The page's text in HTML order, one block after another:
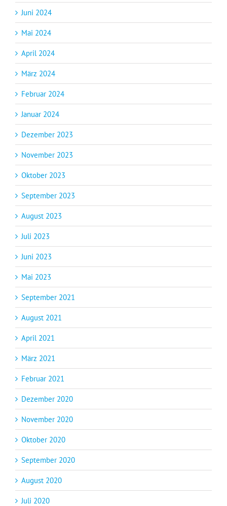
Juni 2024
Mai 2024
April 2024
März 2024
Februar 2024
Januar 2024
Dezember 2023
November 2023
Oktober 2023
September 2023
August 2023
Juli 2023
Juni 2023
Mai 2023
September 2021
August 2021
April 2021
März 2021
Februar 2021
Dezember 2020
November 2020
Oktober 2020
September 2020
August 2020
Juli 2020